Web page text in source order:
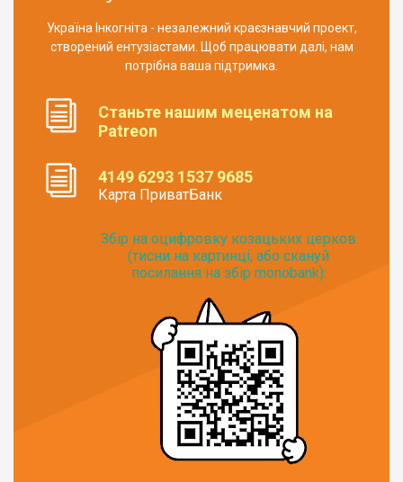
Україна Інкогніта - незалежний краєзнавчий проект,
створений ентузіастами. Щоб працювати далі, нам
потрібна ваша підтримка.
Станьте нашим меценатом на
Patreon
4149 6293 1537 9685
Карта ПриватБанк
Збір на оцифровку козацьких церков
(тисни на картинці, або скануй
посилання на збір monobank):